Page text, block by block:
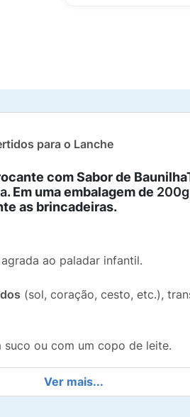
para o Lanche
com Sabor de
. Em uma embalagem de 200g
as brincadeiras.
ao paladar infantil.
(sol, coração, cesto, etc.),
ou com um copo de leite.
para levar em passeios ou
Ver mais...